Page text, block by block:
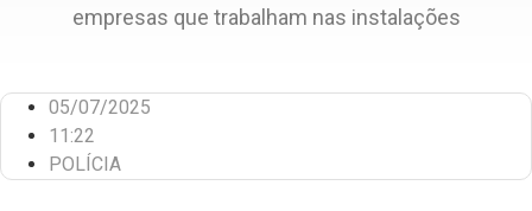
empresas que trabalham nas instalações
05/07/2025
11:22
POLÍCIA